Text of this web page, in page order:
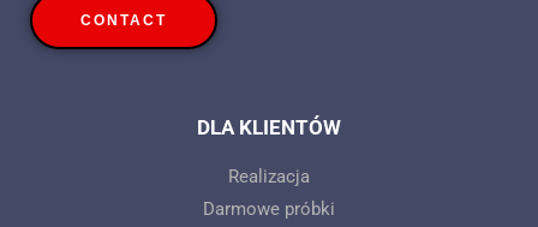
CONTACT
DLA KLIENTÓW
Realizacja
Darmowe próbki